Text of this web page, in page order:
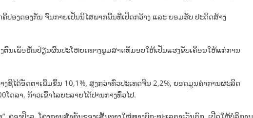
ອງດອງກັນ ຈົນກາຍເປັນນິໄສພາກພື້ນທີ່ເປີດກວ້າງ ແລະ ຍອມຮັບ ປະດິດສ້າງ
ຕົນເພື່ອຫັນປ່ຽນຜົນປະໂຫຍດທາງພູມສາດທີ່ມອບໃຫ້ເປັນແຮງຂັບເຄື່ອນໃຫ້ແກ່ການ
ໄດ້ອັດຕາເພີ່ມຂຶ້ນ 10,1%, ສູງກວ່າທົ່ວປະເທດຈີນ 2,2%, ຍອດມູນຄ່າການຜະລິດ
ດລາ, ກ້າວເຂົ້າໄລຍະລາຍໄດ້ປານກາງທົ່ວໄປ.
ຄອງປິງລູ, ໂຄງການສຳຄັນຂອງເສັ້ນທາງໃໝ່ທາງບົກ-ທະເລຕາເວັນຕົກ, ເປີດໃຫ້ບໍລິການ